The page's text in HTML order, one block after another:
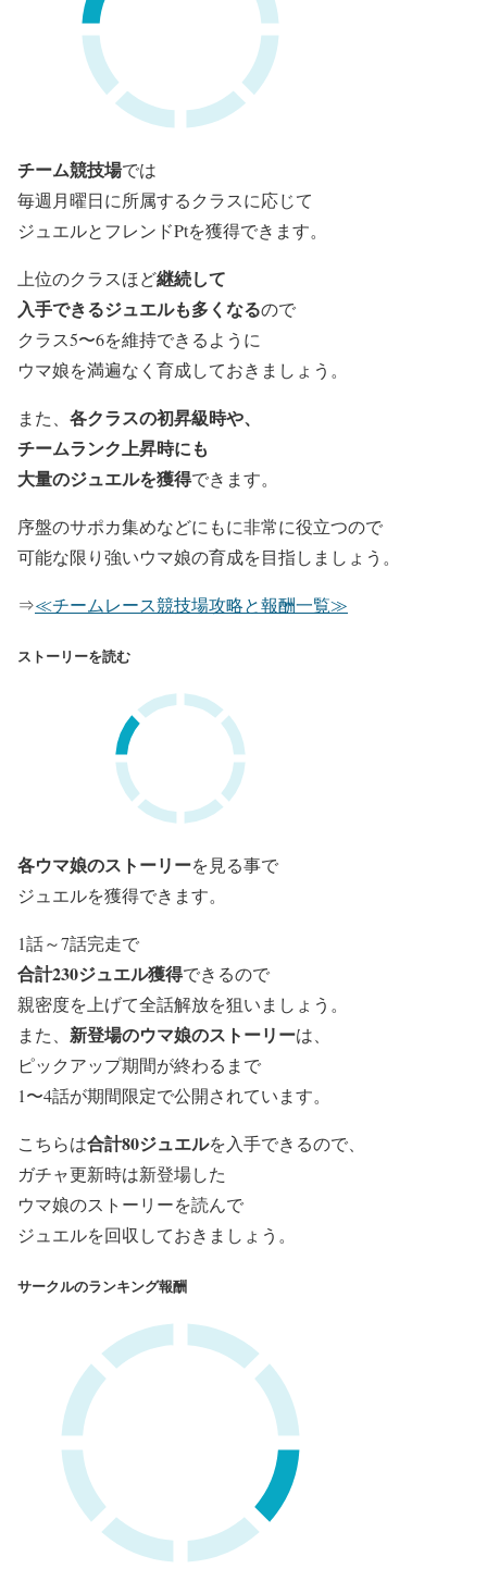
チーム競技場では
毎週月曜日に所属するクラスに応じて
ジュエルとフレンドPtを獲得できます。
上位のクラスほど継続して
入手できるジュエルも多くなるので
クラス5〜6を維持できるように
ウマ娘を満遍なく育成しておきましょう。
また、 各クラスの初昇級時や、
チームランク上昇時にも
大量のジュエルを獲得できます。
序盤のサポカ集めなどにもに非常に役立つので
可能な限り強いウマ娘の育成を目指しましょう。
⇒≪チームレース競技場攻略と報酬一覧≫
ストーリーを読む
各ウマ娘のストーリーを見る事で
ジュエルを獲得できます。
1話～7話完走で
合計230ジュエル獲得できるので
親密度を上げて全話解放を狙いましょう。
また、 新登場のウマ娘のストーリーは、
ピックアップ期間が終わるまで
1〜4話が期間限定で公開されています。
こちらは合計80ジュエルを入手できるので、
ガチャ更新時は新登場した
ウマ娘のストーリーを読んで
ジュエルを回収しておきましょう。
サークルのランキング報酬